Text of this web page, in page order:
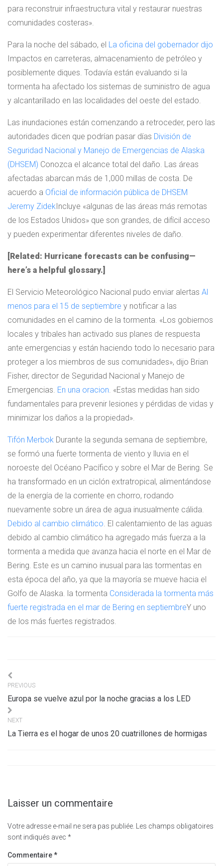
para reconstruir infraestructura vital y restaurar nuestras
comunidades costeras».
Para la noche del sábado, el La oficina del gobernador dijo
Impactos en carreteras, almacenamiento de petróleo y
posiblemente diques. Todavía están evaluando si la
tormenta ha afectado los sistemas de suministro de agua
y alcantarillado en las localidades del oeste del estado.
Las inundaciones están comenzando a retroceder, pero las
autoridades dicen que podrían pasar días División de
Seguridad Nacional y Manejo de Emergencias de Alaska
(DHSEM) Conozca el alcance total del daño. Las áreas
afectadas abarcan más de 1,000 millas de costa. De
acuerdo a Oficial de información pública de DHSEM
Jeremy ZidekIncluye «algunas de las áreas más remotas
de los Estados Unidos» que son grandes, de difícil acceso
y pueden experimentar diferentes niveles de daño.
[Related: Hurricane forecasts can be confusing—
here’s a helpful glossary.]
El Servicio Meteorológico Nacional pudo enviar alertas Al
menos para el 15 de septiembre y notificar a las
comunidades en el camino de la tormenta. «Los gobiernos
locales y tribales han activado sus planes de respuesta
ante emergencias y están haciendo todo lo necesario para
proteger a los miembros de sus comunidades», dijo Brian
Fisher, director de Seguridad Nacional y Manejo de
Emergencias. En una oracion. «Estas medidas han sido
fundamentales para prevenir lesiones y pérdidas de vidas y
minimizar los daños a la propiedad».
Tifón Merbok Durante la segunda semana de septiembre,
se formó una fuerte tormenta de viento y lluvia en el
noroeste del Océano Pacífico y sobre el Mar de Bering. Se
ha transformado en un ciclón extratropical, alimentándose
de la energía de la corriente en chorro, rodando
nuevamente sobre un área de agua inusualmente cálida.
Debido al cambio climático. El calentamiento de las aguas
debido al cambio climático ha agregado más fuerza a la
tormenta a medida que avanza hacia el norte en el Mar de
Bering. Este es un camino inusual para las tormentas en
esta época del año, ya que la mayoría se mueve hacia el
Golfo de Alaska. la tormenta Considerada la tormenta más
fuerte registrada en el mar de Bering en septiembreY uno
de los más fuertes registrados.
Navigation
de
l’article
PREVIOUS
Europa se vuelve azul por la noche gracias a los LED
NEXT
La Tierra es el hogar de unos 20 cuatrillones de hormigas
Laisser un commentaire
Votre adresse e-mail ne sera pas publiée.
Les champs obligatoires
sont indiqués avec *
Commentaire*